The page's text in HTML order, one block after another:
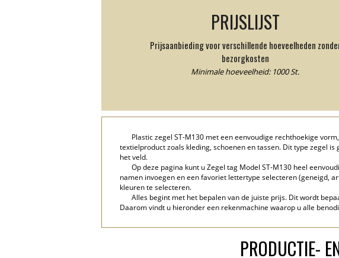
PRIJSLIJST
Prijsaanbieding voor verschillende hoeveelheden
bezorgkosten
Minimale hoeveelheid: 1000 St.
Plastic zegel ST-M130 met een eenvoudige rechthoekige
textielproduct zoals kleding, schoenen en tassen. Dit type zegel
het veld.
Op deze pagina kunt u Zegel tag Model ST-M130 heel
namen invoegen en een favoriet lettertype selecteren (geneigd,
kleuren te selecteren.
Alles begint met het bepalen van de juiste prijs. Dit wordt
Daarom vindt u hieronder een rekenmachine waarop u alle
PRODUCTIE-